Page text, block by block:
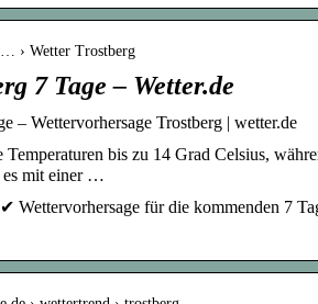
› Wetter Trostberg
7 Tage – Wetter.de
– Wettervorhersage Trostberg | wetter.de
Temperaturen bis zu 14 Grad Celsius,
es mit einer …
für die kommenden 7